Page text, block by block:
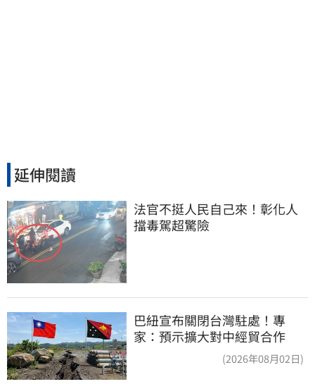
延伸閱讀
法官不挺人民自己來！彰化人
擋毒駕超驚險
巴紐宣布關閉台灣駐處！專
家：預示擴大對中經貿合作
(2026年08月02日)